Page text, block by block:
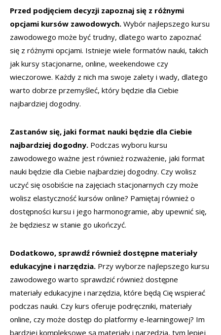
Przed podjęciem decyzji zapoznaj się z różnymi
opcjami kursów zawodowych. Wybór najlepszego kursu
zawodowego może być trudny, dlatego warto zapoznać
się z różnymi opcjami. Istnieje wiele formatów nauki, takich
jak kursy stacjonarne, online, weekendowe czy
wieczorowe. Każdy z nich ma swoje zalety i wady, dlatego
warto dobrze przemyśleć, który będzie dla Ciebie
najbardziej dogodny.
Zastanów się, jaki format nauki będzie dla Ciebie
najbardziej dogodny. Podczas wyboru kursu
zawodowego ważne jest również rozważenie, jaki format
nauki będzie dla Ciebie najbardziej dogodny. Czy wolisz
uczyć się osobiście na zajęciach stacjonarnych czy może
wolisz elastyczność kursów online? Pamiętaj również o
dostępności kursu i jego harmonogramie, aby upewnić się,
że będziesz w stanie go ukończyć.
Dodatkowo, sprawdź również dostępne materiały
edukacyjne i narzędzia. Przy wyborze najlepszego kursu
zawodowego warto sprawdzić również dostępne
materiały edukacyjne i narzędzia, które będą Cię wspierać
podczas nauki. Czy kurs oferuje podręczniki, materiały
online, czy może dostęp do platformy e-learningowej? Im
bardziej kompleksowe są materiały i narzędzia, tym lepiej